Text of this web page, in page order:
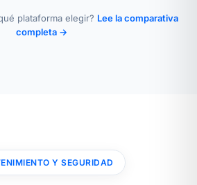
plataforma elegir? Lee la comparativa
completa →
Y SEGURIDAD